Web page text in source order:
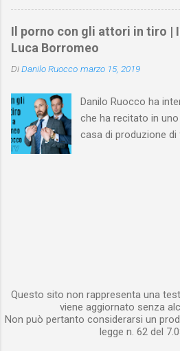
che lo riceve, di
con espressioni di
gradimento. Al
video porno è trattato
cinematografica del
pornografia rivolta a
eterosessuale fa
un maschio
Il porno con gli attori in tiro |
Luca Borromeo
DiDanilo Ruocco marzo 15, 2019
Danilo Ruocco ha
che ha recitato in
casa di produzione di
della scena BDSM
Questo sito non rappresenta una
viene aggiornato senza
Non può pertanto considerarsi un
legge n. 62 del